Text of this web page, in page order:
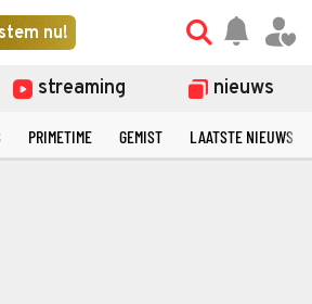
nu!
streaming nieuws
PRIMETIME GEMIST LAATSTE NIEUWS